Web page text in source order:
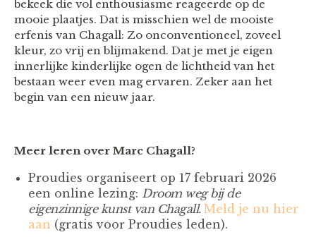
bekeek die vol enthousiasme reageerde op de
mooie plaatjes. Dat is misschien wel de mooiste
erfenis van Chagall: Zo onconventioneel, zoveel
kleur, zo vrij en blijmakend. Dat je met je eigen
innerlijke kinderlijke ogen de lichtheid van het
bestaan weer even mag ervaren. Zeker aan het
begin van een nieuw jaar.
Meer leren over Marc Chagall?
Proudies organiseert op 17 februari 2026
een online lezing: Droom weg bij de
eigenzinnige kunst van Chagall. Meld je nu hier
aan (gratis voor Proudies leden).